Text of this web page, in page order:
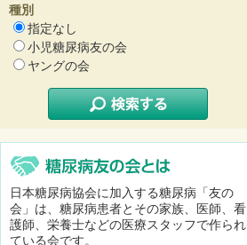
種別
指定なし
小児糖尿病友の会
ヤングの会
日本糖尿病協会に加入する糖尿病「友の
会」は、糖尿病患者とその家族、医師、看
護師、栄養士などの医療スタッフで作られ
ている会です。